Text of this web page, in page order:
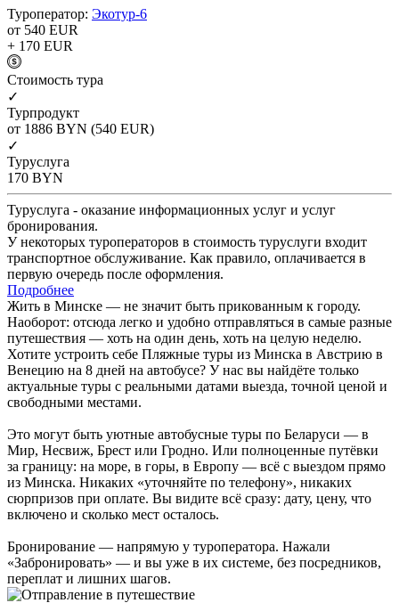
Туроператор: Экотур-6
от 540 EUR
+ 170 EUR
Cтоимость тура
✓
Турпродукт
от 1886 BYN (540 EUR)
✓
Туруслуга
170 BYN
Туруслуга - оказание информационных услуг и услуг
бронирования.
У некоторых туроператоров в стоимость туруслуги входит
транспортное обслуживание. Как правило, оплачивается в
первую очередь после оформления.
Подробнее
Жить в Минске — не значит быть прикованным к городу.
Наоборот: отсюда легко и удобно отправляться в самые разные
путешествия — хоть на один день, хоть на целую неделю.
Хотите устроить себе Пляжные туры из Минска в Австрию в
Венецию на 8 дней на автобусе? У нас вы найдёте только
актуальные туры с реальными датами выезда, точной ценой и
свободными местами.
Это могут быть уютные автобусные туры по Беларуси — в
Мир, Несвиж, Брест или Гродно. Или полноценные путёвки
за границу: на море, в горы, в Европу — всё с выездом прямо
из Минска. Никаких «уточняйте по телефону», никаких
сюрпризов при оплате. Вы видите всё сразу: дату, цену, что
включено и сколько мест осталось.
Бронирование — напрямую у туроператора. Нажали
«Забронировать» — и вы уже в их системе, без посредников,
переплат и лишних шагов.